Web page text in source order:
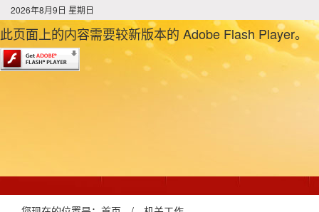
2026年8月9日 星期日
此页面上的内容需要较新版本的 Adobe Flash Player。